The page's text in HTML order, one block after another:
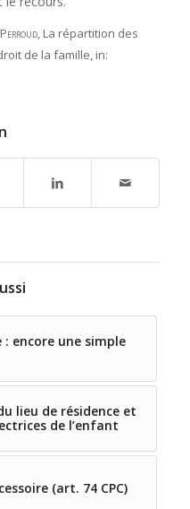
, La répartition des
de la famille, in:
: encore une simple
lieu de résidence et
de l’enfant
(art. 74 CPC)